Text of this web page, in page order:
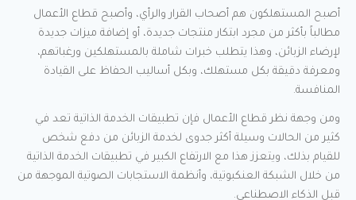
أصبح المستهلكون هم أصحاب القرار والرأي، وأصبح قطاع الأعمال
مطالباً بأكثر من مجرد ابتكار منتجات جديدة، أو إضافة ميزات جديدة
لإرضاء الزبائن، وهذا يتطلب خبرات شاملة بالمستهلكين ورغباتهم،
ومعرفة دقيقة بكل مستهلك، وبكل أساليب الحفاظ على القيادة
المنافسة.
ومن وجهة نظر قطاع الأعمال فإن تطبيقات الخدمة الذاتية تعد في
كثير من الحالات وسيلة أكثر جدوى لخدمة الزبائن من دفع شخص
للقيام بذلك، ويتعزز هذا مع الارتفاع الكبير في تطبيقات الخدمة الذاتية
من خلال الشبكة العنكبوتية، وأنظمة الاستجابات الصوتية الموجهة من
قبل الذكاء الاصطناعي.